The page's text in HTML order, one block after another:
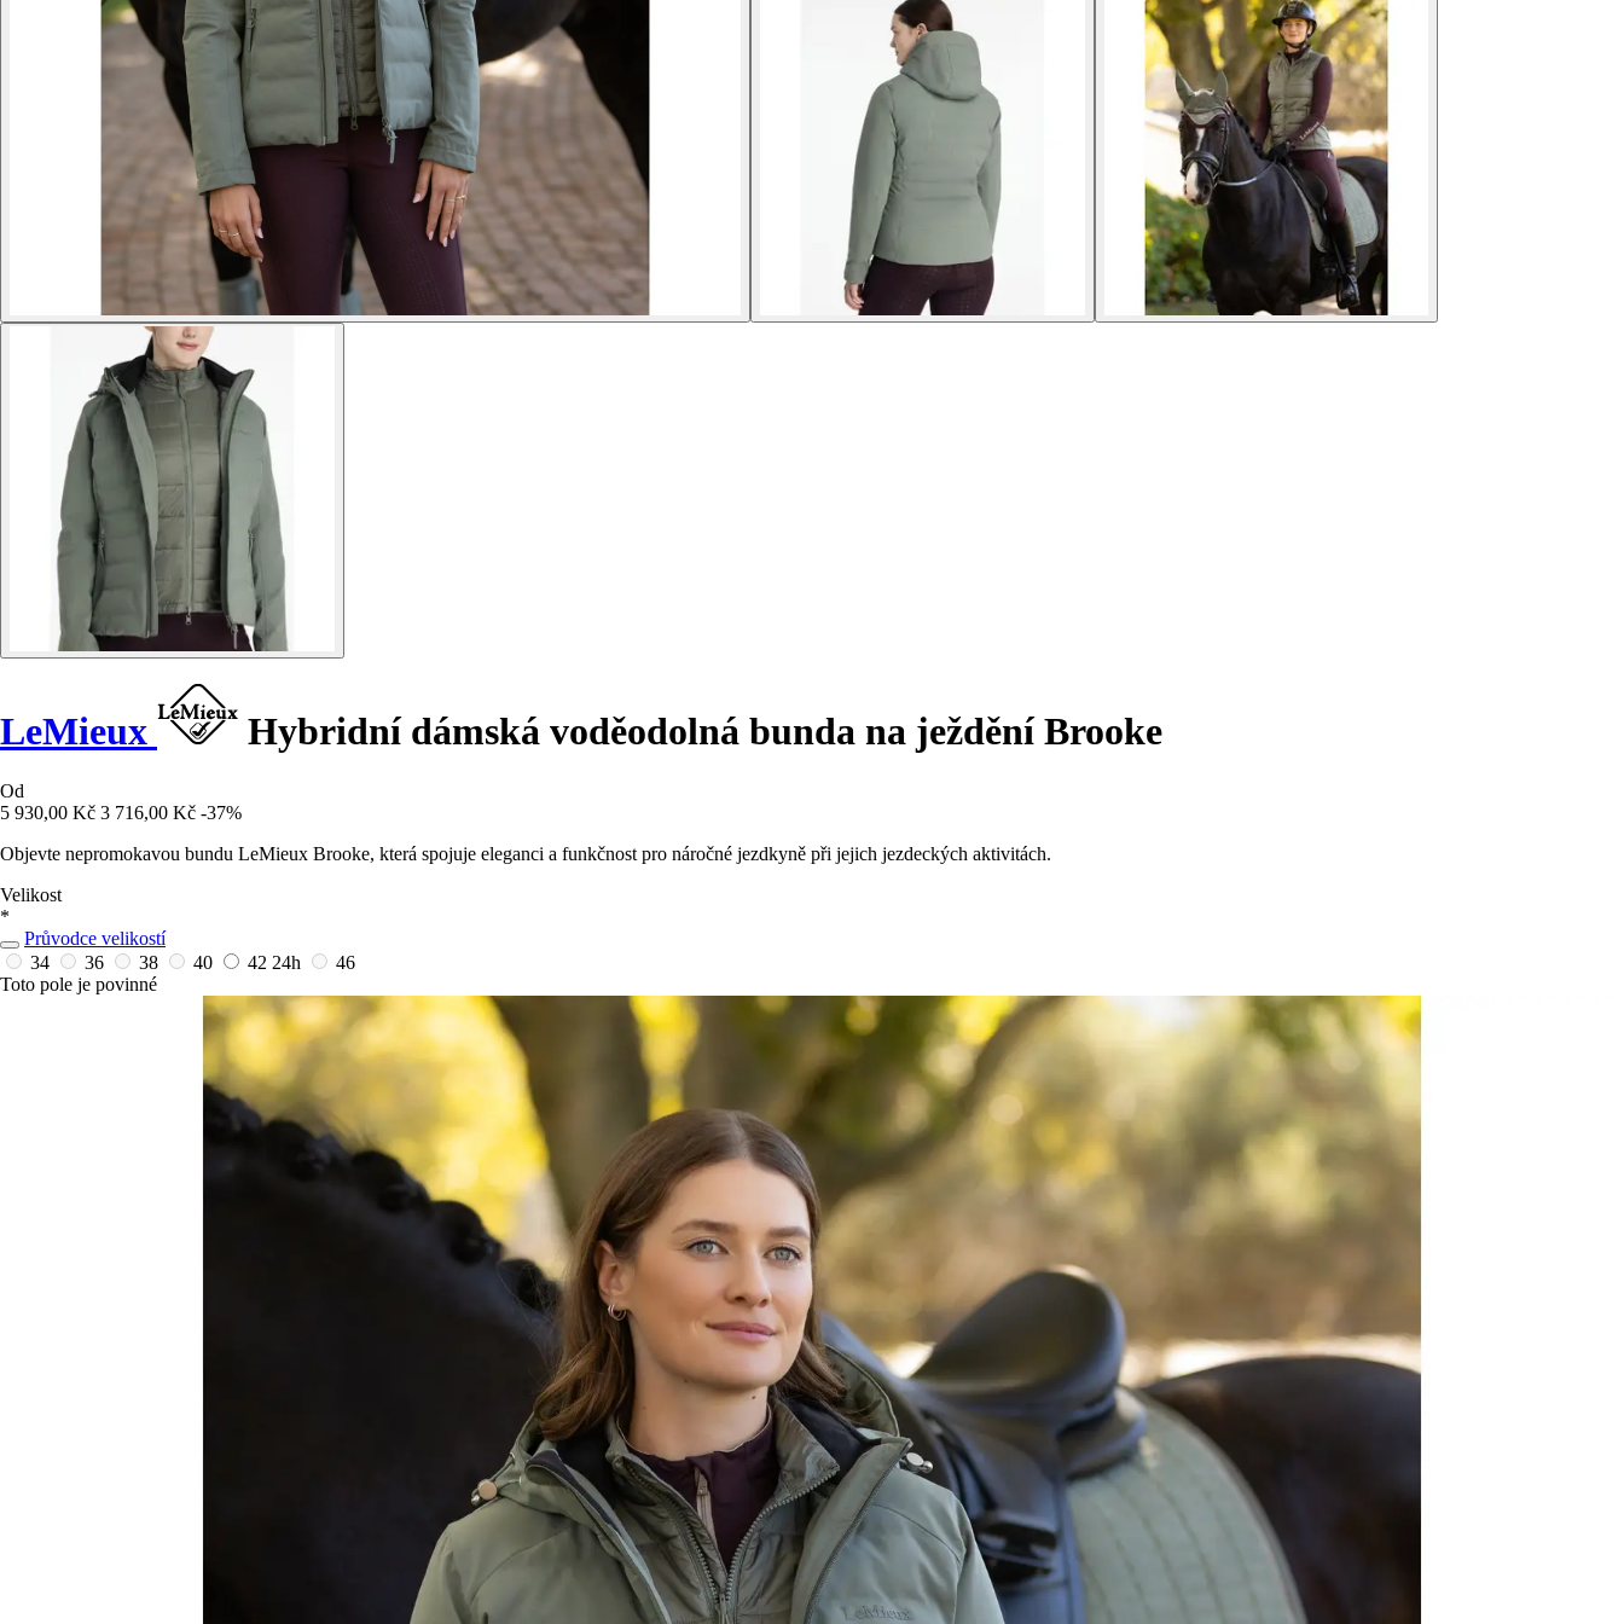
LeMieux Hybridní dámská voděodolná bunda na ježdění Brooke
Od
5 930,00 Kč 3 716,00 Kč -37%
Objevte nepromokavou bundu LeMieux Brooke, která spojuje eleganci a funkčnost pro náročné jezdkyně při jejich jezdeckých aktivitách.
Velikost
*
Průvodce velikostí
34
36 38 40 42 24h
46
Toto pole je povinné